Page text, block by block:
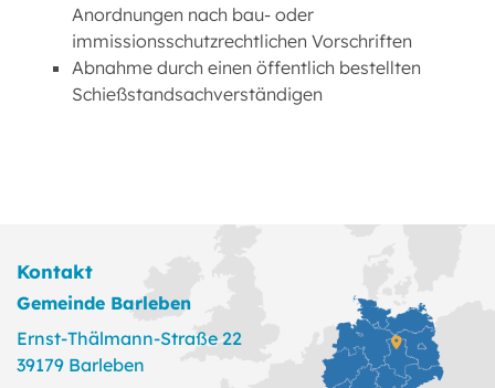
Anordnungen nach bau- oder
immissionsschutzrechtlichen Vorschriften
Abnahme durch einen öffentlich bestellten
Schießstandsachverständigen
Kontakt
Gemeinde Barleben
Ernst-Thälmann-Straße 22
39179 Barleben